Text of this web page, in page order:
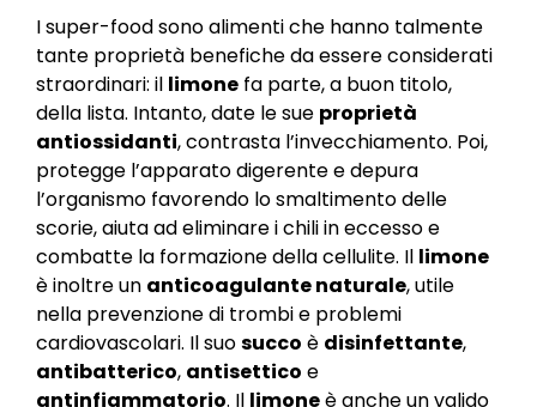
I super-food sono alimenti che hanno talmente
tante proprietà benefiche da essere considerati
straordinari: il limone fa parte, a buon titolo,
della lista. Intanto, date le sue proprietà
antiossidanti, contrasta l’invecchiamento. Poi,
protegge l’apparato digerente e depura
l’organismo favorendo lo smaltimento delle
scorie, aiuta ad eliminare i chili in eccesso e
combatte la formazione della cellulite. Il limone
è inoltre un anticoagulante naturale, utile
nella prevenzione di trombi e problemi
cardiovascolari. Il suosucco è disinfettante,
antibatterico, antisettico e
antinfiammatorio. Il limoneè anche un valido